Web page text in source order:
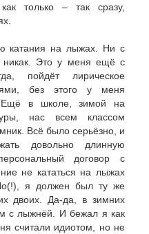
только – так сразу,
катания на лыжах. Ни с
Это у меня ещё с
пойдёт лирическое
без этого у меня
Ещё в школе, зимой на
нас всем классом
Всё было серьёзно, и
довольно длинную
договор с
не кататься на лыжах
я должен был ту же
двоих. Да-да, в зимних
с лыжнёй. И бежал я как
считали идиотом, но не